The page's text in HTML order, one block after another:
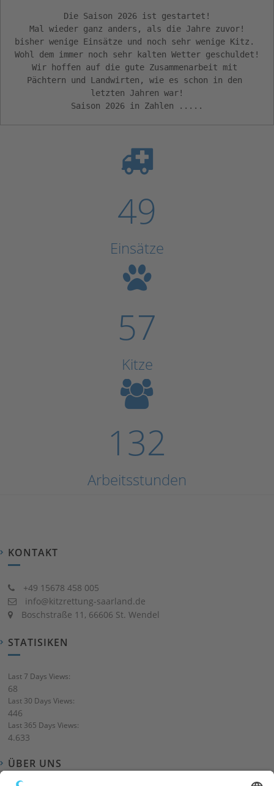
Die Saison 2026 ist gestartet!
Mal wieder ganz anders, als die Jahre zuvor!
bisher wenige Einsätze und noch sehr wenige Kitz.
Wohl dem immer noch sehr kalten Wetter geschuldet!
Wir hoffen auf die gute Zusammenarbeit mit
Pächtern und Landwirten, wie es schon in den
letzten Jahren war!
Saison 2026 in Zahlen .....
49
Einsätze
57
Kitze
132
Arbeitsstunden
KONTAKT
+49 15678 458 005
info@kitzrettung-saarland.de
Boschstraße 11, 66606 St. Wendel
STATISIKEN
Last 7 Days Views:
68
Last 30 Days Views:
446
Last 365 Days Views:
4.633
ÜBER UNS